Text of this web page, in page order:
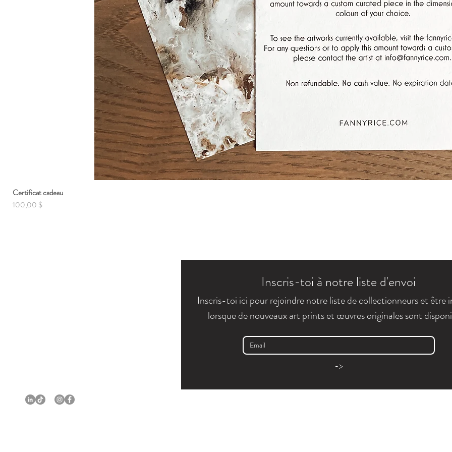
Certificat cadeau
Prix
100,00 $
Inscris-toi à notre liste d'envoi
Inscris-toi ici pour rejoindre notre liste de collectionneurs et être
lorsque de nouveaux art prints et œuvres originales sont
->